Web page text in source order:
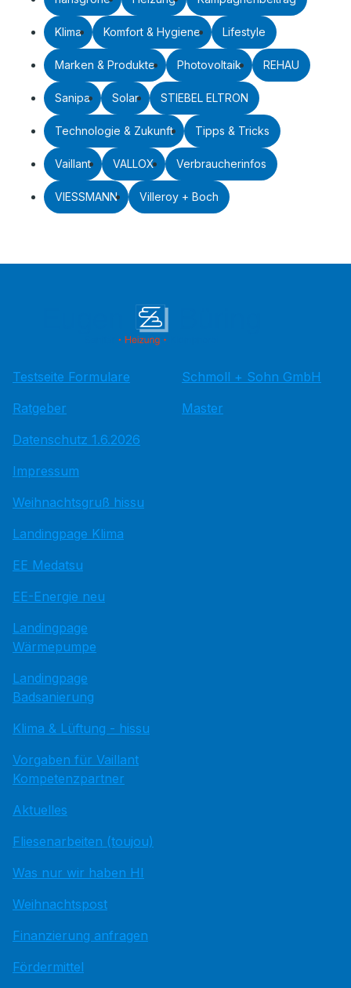
Klima Komfort & Hygiene Lifestyle
Marken & Produkte Photovoltaik REHAU
Sanipa Solar STIEBEL ELTRON
Technologie & Zukunft Tipps & Tricks
Vaillant VALLOX Verbraucherinfos
VIESSMANN Villeroy + Boch
Testseite Formulare
Ratgeber
Datenschutz 1.6.2026
Impressum
Weihnachtsgruß hissu
Landingpage Klima
EE Medatsu
EE-Energie neu
Landingpage
Wärmepumpe
Landingpage
Badsanierung
Klima & Lüftung - hissu
Vorgaben für Vaillant
Kompetenzpartner
Aktuelles
Fliesenarbeiten (toujou)
Was nur wir haben HI
Weihnachtspost
Finanzierung anfragen
Fördermittel
Schmoll + Sohn GmbH
Master